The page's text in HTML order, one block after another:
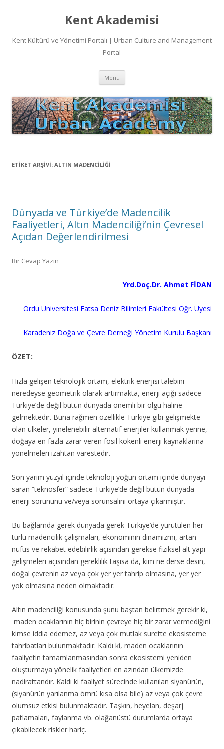
Kent Akademisi
Kent Kültürü ve Yönetimi Portalı | Urban Culture and Management
Portal
Menü İçeriğe
ETIKET ARŞIVI: ALTIN MADENCILIĞI
Dünyada ve Türkiye’de Madencilik
Faaliyetleri, Altın Madenciliği’nin Çevresel
Açıdan Değerlendirilmesi
Bir Cevap Yazın
Yrd.Doç.Dr. Ahmet FİDAN
Ordu Üniversitesi Fatsa Deniz Bilimleri Fakültesi Öğr. Üyesi
Karadeniz Doğa ve Çevre Derneği Yönetim Kurulu Başkanı
ÖZET:
Hızla gelişen teknolojik ortam, elektrik enerjisi talebini
neredeyse geometrik olarak artırmakta, enerji açığı sadece
Türkiye’de değil bütün dünyada önemli bir olgu haline
gelmektedir. Buna rağmen özellikle Türkiye gibi gelişmekte
olan ülkeler, yinelenebilir alternatif enerjiler kullanmak yerine,
doğaya en fazla zarar veren fosil kökenli enerji kaynaklarına
yönelmeleri izahtan varestedir.
Son yarım yüzyıl içinde teknoloji yoğun ortam içinde dünyayı
saran “teknosfer” sadece Türkiye’de değil bütün dünyada
enerji sorununu ve/veya sorunsalını ortaya çıkarmıştır.
Bu bağlamda gerek dünyada gerek Türkiye’de yürütülen her
türlü madencilik çalışmaları, ekonominin dinamizmi, artan
nüfus ve rekabet edebilirlik açısından gerekse fiziksel alt yapı
gelişmeleri açısından gereklilik taşısa da, kim ne derse desin,
doğal çevrenin az veya çok yer yer tahrip olmasına, yer yer
yok olmasına neden olmaktadır.
Altın madenciliği konusunda şunu baştan belirtmek gerekir ki,
maden ocaklarının hiç birinin çevreye hiç bir zarar vermediğini
kimse iddia edemez, az veya çok mutlak surette ekosisteme
tahribatları bulunmaktadır. Kaldı ki, maden ocaklarının
faaliyetin tamamlanmasından sonra ekosistemi yeniden
oluşturmaya yönelik faaliyetleri en azından ülkemizde
nadirattandır. Kaldı ki faaliyet sürecinde kullanılan siyanürün,
(siyanürün yarılanma ömrü kısa olsa bile) az veya çok çevre
olumsuz etkisi bulunmaktadır. Taşkın, heyelan, deşarj
patlamaları, faylanma vb. olağanüstü durumlarda ortaya
çıkabilecek riskler hariç.